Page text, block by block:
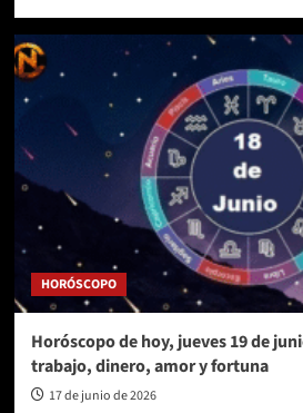
HORÓSCOPO
Horóscopo de hoy, jueves 19 de
trabajo, dinero, amor y fortuna
17 de junio de 2026